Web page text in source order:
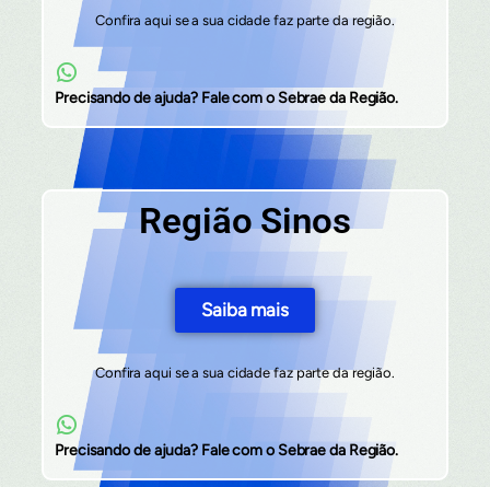
Confira aqui se a sua cidade faz parte da região.
Precisando de ajuda? Fale com o Sebrae da Região.
Região Sinos
Saiba mais
Confira aqui se a sua cidade faz parte da região.
Precisando de ajuda? Fale com o Sebrae da Região.